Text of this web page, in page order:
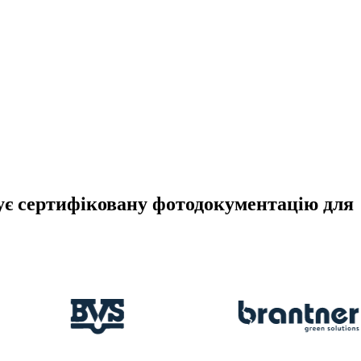
сертифіковану фотодокументацію для